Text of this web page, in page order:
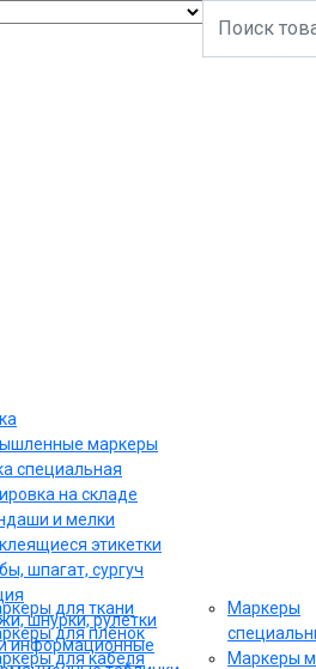
для ткани
для плёнок
для кабеля
Маркеры
Маркеры
маркеры
специальная
на складе
и мелки
этикетки
шпагат, сургуч
шнурки, рулетки
информационные